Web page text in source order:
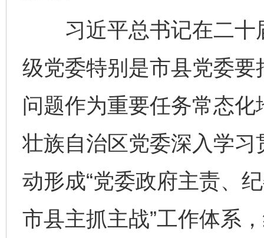
习近平总书记在二十
级党委特别是市县党委
问题作为重要任务常态
壮族自治区党委深入学
动形成“党委政府主责、
市县主抓主战”工作体系